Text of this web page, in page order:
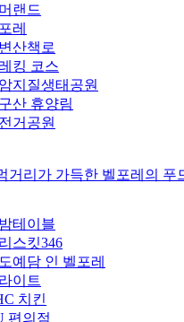
랜드
레
산책로
킹 코스
지질생태공원
산 휴양림
거공원
거리가 가득한 벨포레의 푸
테이블
스킷346
예담 인 벨포레
이트
치킨
편의점